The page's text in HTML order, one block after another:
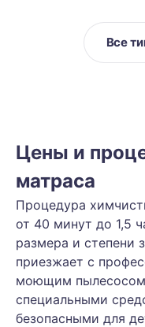
Все
Цены и
матраса
Процедура
от 40 минут до 1,5
размера и степени
приезжает с
моющим
специальными
безопасными для